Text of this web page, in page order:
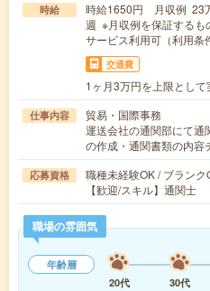
時給
時給1650円 月収例 23
週 ※月収例を保証するも
サービス利用可（利用条
交通費
1ヶ月3万円を上限として
仕事内容
貿易・国際事務
運送会社の通関部にて通
の作成・通関書類の内
応募資格
職種未経験OK / ブランク
【歓迎/スキル】通関士
職場の雰囲気
年齢層
20代
30代